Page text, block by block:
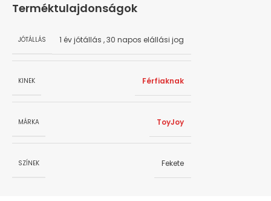
Terméktulajdonságok
JÓTÁLLÁS 1 év jótállás ,30 napos elállási jog
KINEK Férfiaknak
MÁRKA ToyJoy
SZÍNEK Fekete